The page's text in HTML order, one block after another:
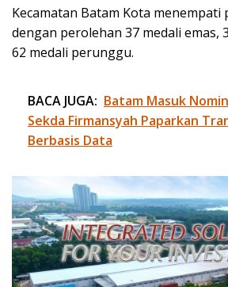
Kecamatan Batam Kota menempati
dengan perolehan 37 medali emas,
62 medali perunggu.
BACA JUGA: Batam Masuk
Sekda Firmansyah Paparkan
Berbasis Data